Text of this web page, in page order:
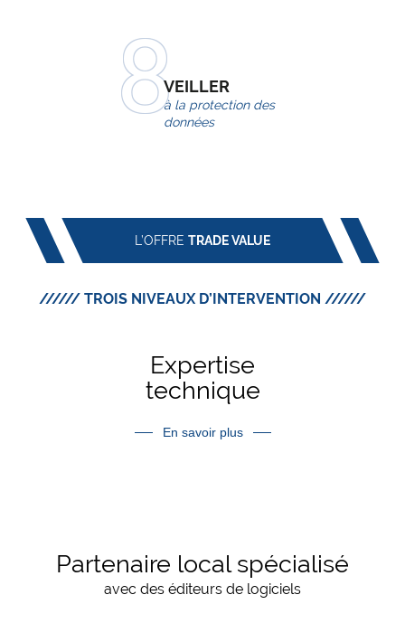
VEILLER
à la protection des
données
L’OFFRE TRADE VALUE
////// TROIS NIVEAUX D’INTERVENTION //////
Expertise
technique
En savoir plus
NOUS METTONS À DISPOSITION
chez nos clients.
Partenaire local spécialisé
avec des éditeurs de logiciels
NOS CONSULTANTS SONT FORMÉS